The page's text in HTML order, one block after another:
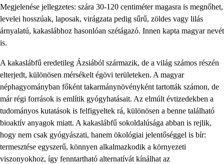
Megjelenése jellegzetes: szára 30-120 centiméter magasra is megnőhet,
levelei hosszúak, laposak, virágzata pedig sűrű, zöldes vagy lilás
árnyalatú, kakaslábhoz hasonlóan szétágazó. Innen kapta magyar nevét
is.
A kakaslábfű eredetileg Ázsiából származik, de a világ számos részén
elterjedt, különösen mérsékelt égövi területeken. A magyar
néphagyományban főként takarmánynövényként tartották számon, de
már régi források is említik gyógyhatásait. Az elmúlt évtizedekben a
tudományos kutatások is felfigyeltek rá, különösen a benne található
bioaktív anyagok miatt. A kakaslábfű sokoldalúsága abban is rejlik,
hogy nem csak gyógyászati, hanem ökológiai jelentőséggel is bír:
termesztése egyszerű, könnyen alkalmazkodik a környezeti
viszonyokhoz, így fenntartható alternatívát kínálhat az